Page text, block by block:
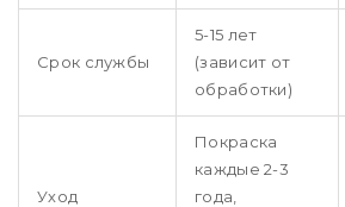
Срок службы
5-15 лет
(зависит от
обработки)
Уход
Покраска
каждые 2-3
года,